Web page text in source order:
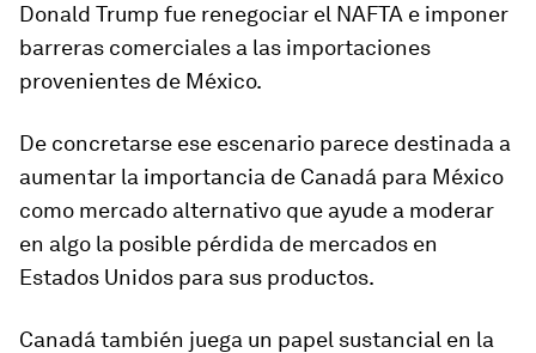
Donald Trump fue renegociar el NAFTA e imponer
barreras comerciales a las importaciones
provenientes de México.
De concretarse ese escenario parece destinada a
aumentar la importancia de Canadá para México
como mercado alternativo que ayude a moderar
en algo la posible pérdida de mercados en
Estados Unidos para sus productos.
Canadá también juega un papel sustancial en la